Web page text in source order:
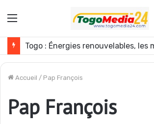
Menu
Accueil / Pap François
Pap François